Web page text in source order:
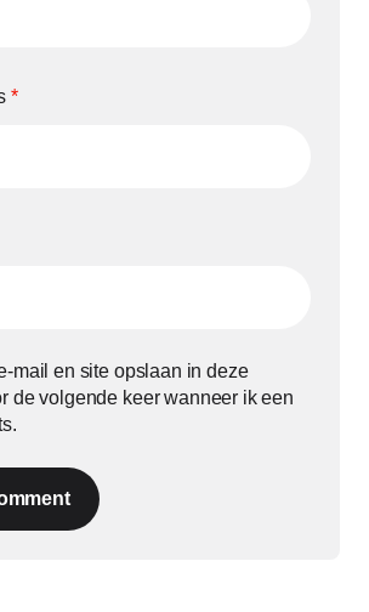
*
mail en site opslaan in deze
de volgende keer wanneer ik een